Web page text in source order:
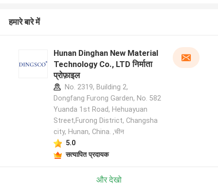
हमारे बारे में
Hunan Dinghan New Material
Technology Co., LTD निर्माता
प्रोफ़ाइल
No. 2319, Building 2,
Dongfang Furong Garden, No. 582
Yuanda 1st Road, Hehuayuan
Street,Furong District, Changsha
city, Hunan, China. ,चीन
5.0
सत्यापित प्रदायक
और देखो